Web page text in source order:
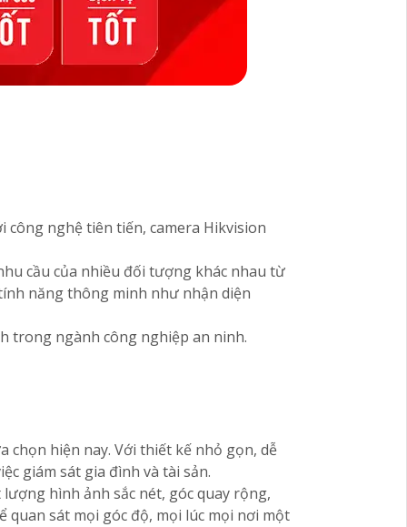
công nghệ tiên tiến, camera Hikvision
cầu của nhiều đối tượng khác nhau từ
năng thông minh như nhận diện
trong ngành công nghiệp an ninh.
hiện nay. Với thiết kế nhỏ gọn, dễ
giám sát gia đình và tài sản.
hình ảnh sắc nét, góc quay rộng,
sát mọi góc độ, mọi lúc mọi nơi một